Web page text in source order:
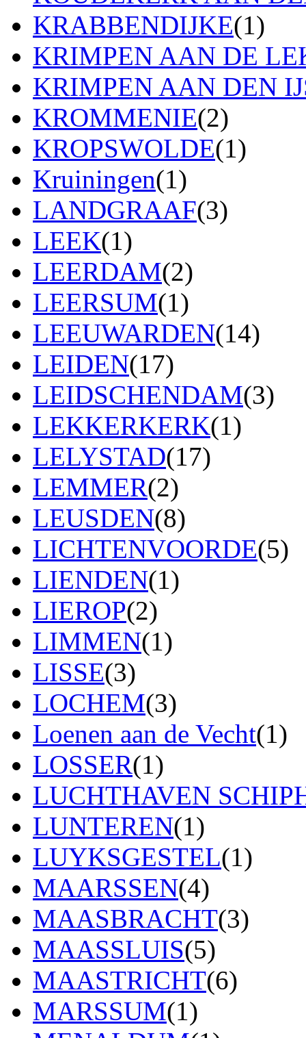
KRABBENDIJKE(1)
KRIMPEN AAN DE
KRIMPEN AAN DEN
KROMMENIE(2)
KROPSWOLDE(1)
Kruiningen(1)
LANDGRAAF(3)
LEEK(1)
LEERDAM(2)
LEERSUM(1)
LEEUWARDEN(14)
LEIDEN(17)
LEIDSCHENDAM(3)
LEKKERKERK(1)
LELYSTAD(17)
LEMMER(2)
LEUSDEN(8)
LICHTENVOORDE(5)
LIENDEN(1)
LIEROP(2)
LIMMEN(1)
LISSE(3)
LOCHEM(3)
Loenen aan de Vecht(1)
LOSSER(1)
LUCHTHAVEN
LUNTEREN(1)
LUYKSGESTEL(1)
MAARSSEN(4)
MAASBRACHT(3)
MAASSLUIS(5)
MAASTRICHT(6)
MARSSUM(1)